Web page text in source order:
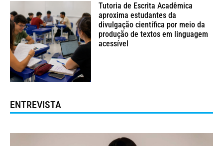
Tutoria de Escrita Acadêmica
aproxima estudantes da
divulgação científica por meio da
produção de textos em linguagem
acessível
ENTREVISTA